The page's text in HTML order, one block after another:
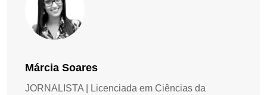
Márcia Soares
JORNALISTA | Licenciada em Ciências da